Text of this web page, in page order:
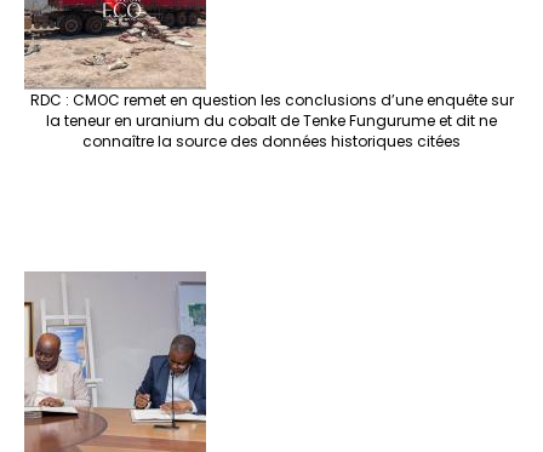
RDC : CMOC remet en question les conclusions d’une enquête sur
la teneur en uranium du cobalt de Tenke Fungurume et dit ne
connaître la source des données historiques citées